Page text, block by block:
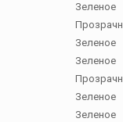
Зеленое
Зеленое
Зеленое
Зеленое
Зеленое